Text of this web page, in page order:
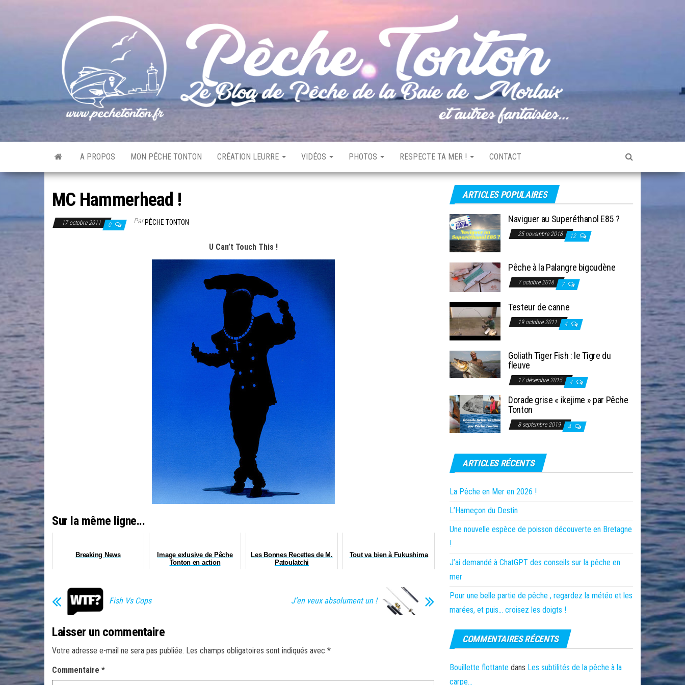
A PROPOS MON PÊCHE TONTON CRÉATION LEURRE VIDÉOS PHOTOS RESPECTE TA MER ! CONTACT
MC Hammerhead !
17 octobre 2011 0 ParPÊCHE TONTON
U Can’t Touch This !
Sur la même ligne...
Breaking News
Image exlusive de Pêche
Tonton en action
Les Bonnes Recettes de M.
Patoulatchi
Tout va bien à Fukushima
Fish Vs Cops J’en veux absolument un !
Laisser un commentaire
Votre adresse e-mail ne sera pas publiée. Les champs obligatoires sont indiqués avec *
Commentaire *
ARTICLES POPULAIRES
Naviguer au Superéthanol E85 ?
25 novembre 2018 12
Pêche à la Palangre bigoudène
7 octobre 2016 7
Testeur de canne
19 octobre 2011 4
Goliath Tiger Fish : le Tigre du
fleuve
17 décembre 2015 4
Dorade grise « ikejime » par Pêche
Tonton
8 septembre 2019 4
ARTICLES RÉCENTS
La Pêche en Mer en 2026 !
L’Hameçon du Destin
Une nouvelle espèce de poisson découverte en Bretagne
!
J’ai demandé à ChatGPT des conseils sur la pêche en
mer
Pour une belle partie de pêche , regardez la météo et les
marées, et puis… croisez les doigts !
COMMENTAIRES RÉCENTS
Bouillette flottante dans Les subtilités de la pêche à la
carpe…